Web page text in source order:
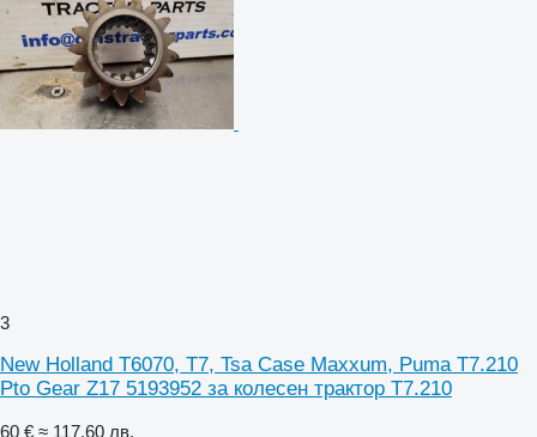
3
New Holland T6070, T7, Tsa Case Maxxum, Puma T7.210
Pto Gear Z17 5193952 за колесен трактор T7.210
60 € ≈ 117,60 лв.